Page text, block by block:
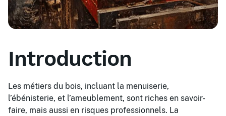
Introduction
Les métiers du bois, incluant la menuiserie,
l’ébénisterie, et l’ameublement, sont riches en savoir-
faire, mais aussi en risques professionnels. La